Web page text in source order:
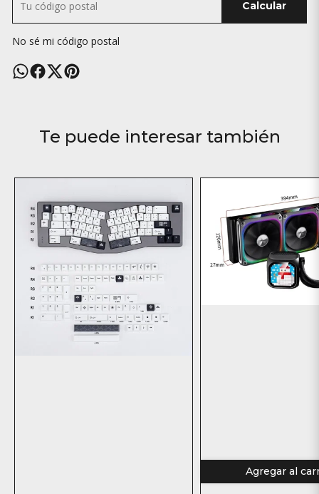
Calcular
No sé mi código postal
Te puede interesar también
Agregar al